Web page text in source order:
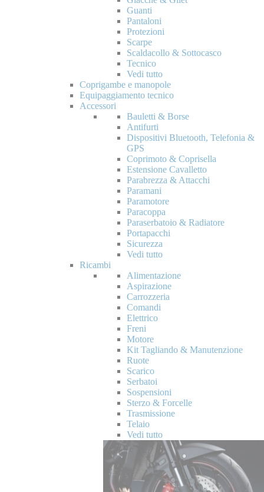
Guanti
Pantaloni
Protezioni
Scarpe
Scaldacollo & Sottocasco
Tecnico
Vedi tutto
Coprigambe e manopole
Equipaggiamento tecnico
Accessori
Bauletti & Borse
Antifurti
Dispositivi Bluetooth, Telefonia &
GPS
Coprimoto & Coprisella
Estensione Cavalletto
Parabrezza & Attacchi
Paramani
Paramotore
Paracoppa
Paraserbatoio & Radiatore
Portapacchi
Sicurezza
Vedi tutto
Ricambi
Alimentazione
Aspirazione
Carrozzeria
Comandi
Elettrico
Freni
Motore
Kit Tagliando & Manutenzione
Ruote
Scarico
Serbatoi
Sospensioni
Sterzo & Forcelle
Trasmissione
Telaio
Vedi tutto